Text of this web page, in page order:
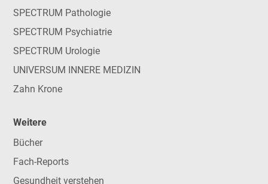
SPECTRUM Pathologie
SPECTRUM Psychiatrie
SPECTRUM Urologie
UNIVERSUM INNERE MEDIZIN
Zahn Krone
Weitere
Bücher
Fach-Reports
Gesundheit verstehen